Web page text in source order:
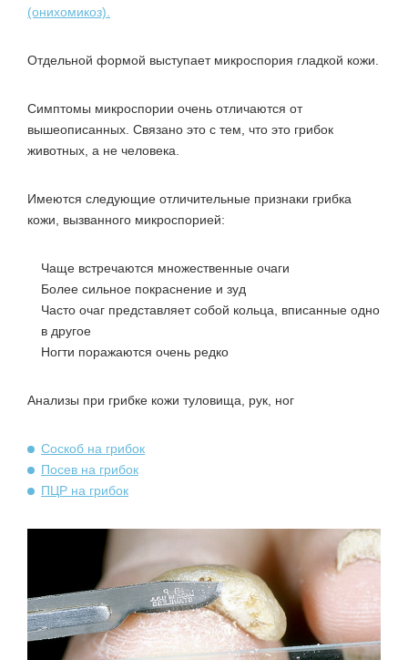
(онихомикоз).
Отдельной формой выступает микроспория гладкой кожи.
Симптомы микроспории очень отличаются от
вышеописанных. Связано это с тем, что это грибок
животных, а не человека.
Имеются следующие отличительные признаки грибка
кожи, вызванного микроспорией:
Чаще встречаются множественные очаги
Более сильное покраснение и зуд
Часто очаг представляет собой кольца, вписанные одно
в другое
Ногти поражаются очень редко
Анализы при грибке кожи туловища, рук, ног
Соскоб на грибок
Посев на грибок
ПЦР на грибок